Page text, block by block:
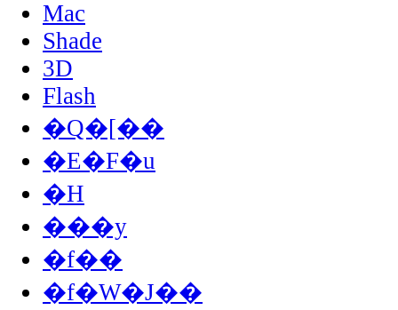
Mac
Shade
3D
Flash
�Q�[��
�E�F�u
�H
���y
�f��
�f�W�J��